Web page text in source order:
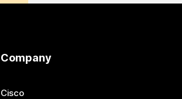
Company
Cisco